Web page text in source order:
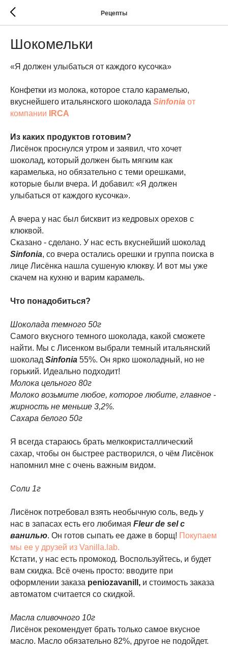
Рецепты
Шокомельки
«Я должен улыбаться от каждого кусочка»
Конфетки из молока, которое стало карамелью,
вкуснейшего итальянского шоколада Sinfonia от
компании
IRCA
Из каких продуктов готовим?
Лисёнок проснулся утром и заявил, что хочет
шоколад, который должен быть мягким как
карамелька, но обязательно с теми орешками,
которые были вчера. И добавил: «Я должен
улыбаться от каждого кусочка».
А вчера у нас был бисквит из кедровых орехов с
клюквой.
Сказано - сделано. У нас есть вкуснейший шоколад
Sinfonia, со вчера остались орешки и группа поиска в
лице Лисёнка нашла сушеную клюкву. И вот мы уже
скачем на кухню и варим карамель.
Что понадобиться?
Шоколада темного 50г
Самого вкусного темного шоколада, какой сможете
найти. Мы с Лисенком выбрали темный итальянский
шоколад Sinfonia 55%. Он ярко шоколадный, но не
горький. Идеально подходит!
Молока цельного 80г
Молоко возьмите любое, которое любите, главное -
жирность не меньше 3,2%.
Сахара белого 50г
Я всегда стараюсь брать мелкокристаллический
сахар, чтобы он быстрее растворился, о чём Лисёнок
напомнил мне с очень важным видом.
Соли 1г
Лисёнок потребовал взять необычную соль, ведь у
нас в запасах есть его любимая Fleur de sel с
ванилью. Он готов сыпать ее даже в борщ! Покупаем
мы ее у друзей из Vanilla.lab.
Кстати, у нас есть промокод. Воспользуйтесь, и будет
вам скидка. Всё очень просто: вводите при
оформлении заказа peniozavanill, и стоимость заказа
автоматом считается со скидкой.
Масла сливочного 10г
Лисёнок рекомендует брать только самое вкусное
масло. Масло обязательно 82%, другое не подойдет.